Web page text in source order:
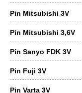
Pin Mitsubishi 3V
Pin Mitsubishi 3,6V
Pin Sanyo FDK 3V
Pin Fuji 3V
Pin Varta 3V